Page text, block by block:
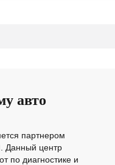
авто
партнером
Данный центр
по диагностике и